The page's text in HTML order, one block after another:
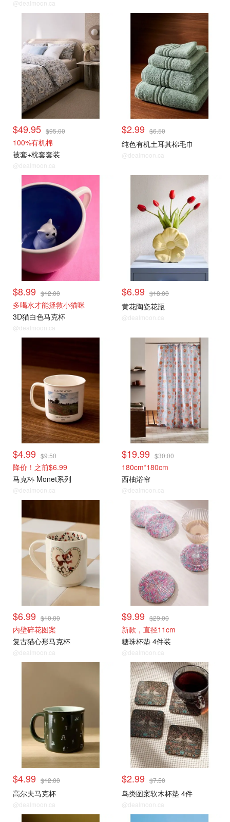
@dealmoon.ca
$49.95 $95.00
100%有机棉
被套+枕套套装
@dealmoon.ca
$2.99 $6.50
纯色有机土耳其棉毛巾
@dealmoon.ca
$8.99 $12.00
多喝水才能拯救小猫咪
3D猫白色马克杯
@dealmoon.ca
$6.99 $18.00
黄花陶瓷花瓶
@dealmoon.ca
$4.99 $9.50
降价！之前$6.99
马克杯 Monet系列
@dealmoon.ca
$19.99 $30.00
180cm*180cm
西柚浴帘
@dealmoon.ca
$6.99 $10.00
内壁碎花图案
复古猫心形马克杯
@dealmoon.ca
$9.99 $29.00
新款，直径11cm
糖珠杯垫 4件装
@dealmoon.ca
$4.99 $12.00
高尔夫马克杯
@dealmoon.ca
$2.99 $7.50
鸟类图案软木杯垫 4件
@dealmoon.ca